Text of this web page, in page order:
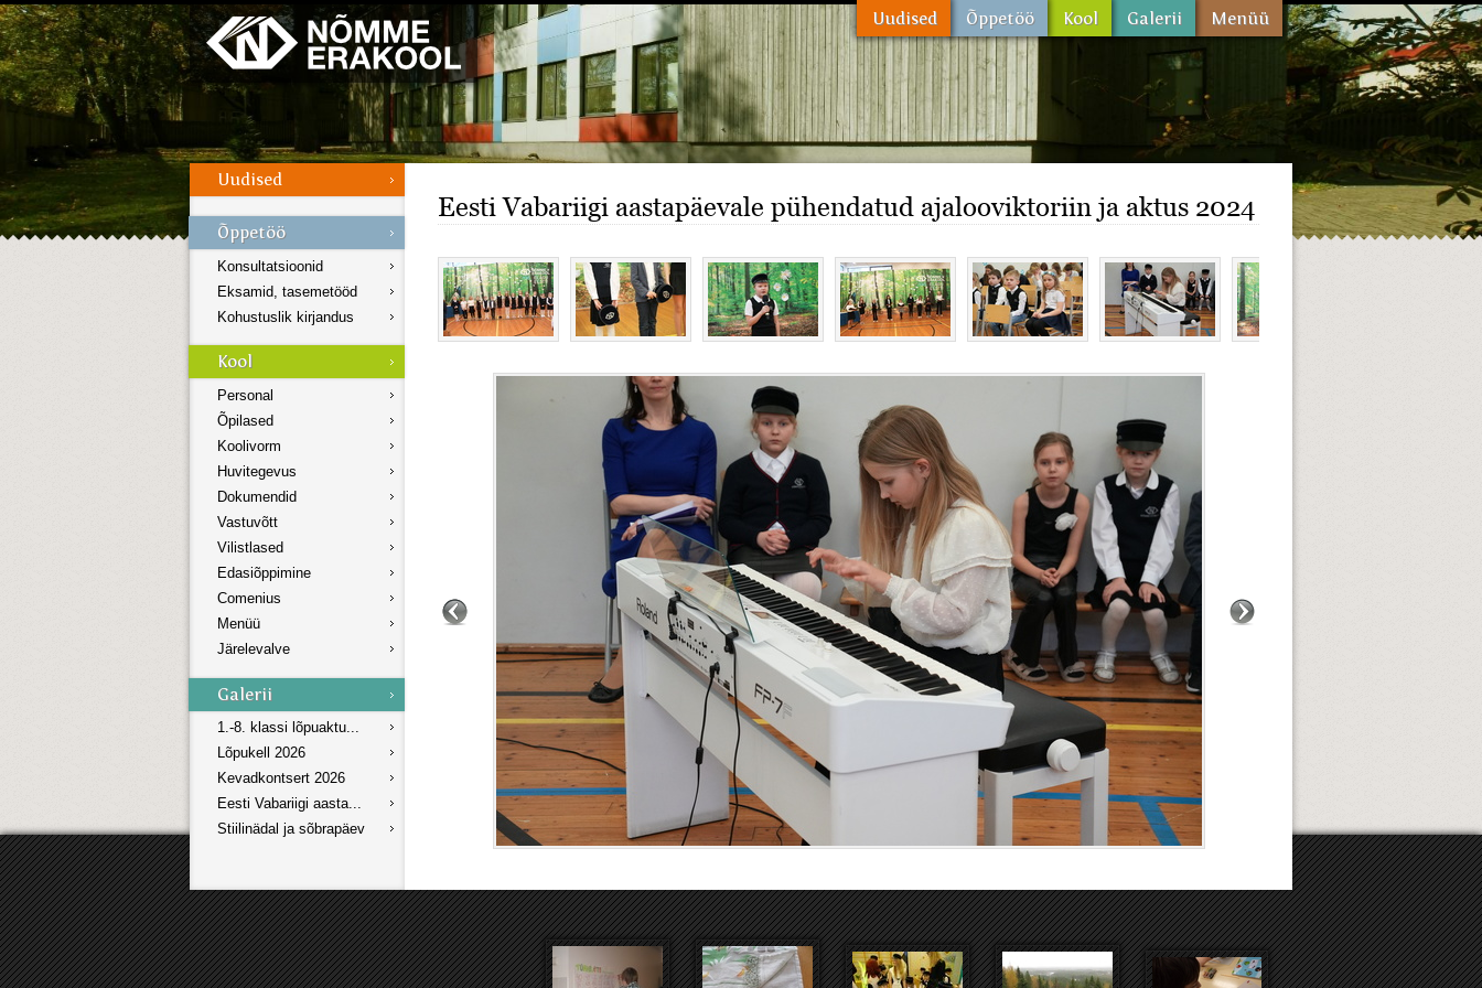
Menüü
Galerii
Konsultatsioonid
Eksamid, tasemetööd
Kohustuslik kirjandus
Personal
Õpilased
Koolivorm
Huvitegevus
Dokumendid
Vastuvõtt
Vilistlased
Edasiõppimine
Comenius
Menüü
Järelevalve
1.-8. klassi lõpuaktu...
Lõpukell 2026
Kevadkontsert 2026
Eesti Vabariigi aasta...
Stiilinädal ja sõbrapäev
Eesti Vabariigi aastapäevale pühendatud ajalooviktoriin ja aktus 2024